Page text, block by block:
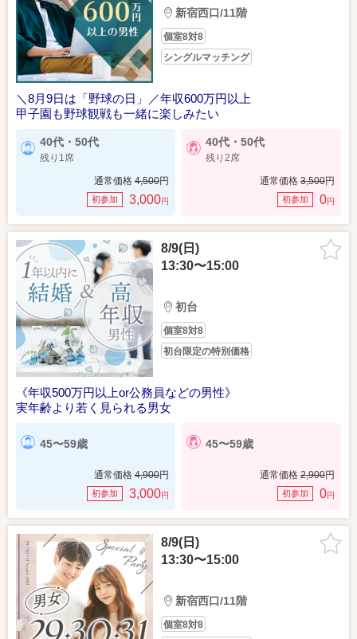
新宿西口/11階
個室8対8
シングルマッチング
＼8月9日は「野球の日」／年収600万円以上
甲子園も野球観戦も一緒に楽しみたい
40代・50代
残り1席
通常価格 4,500円
初参加 3,000円
40代・50代
残り2席
通常価格 3,500円
初参加 0円
8/9(日)
13:30〜15:00
初台
個室8対8
初台限定の特別価格
《年収500万円以上or公務員などの男性》
実年齢より若く見られる男女
45〜59歳
通常価格 4,900円
初参加 3,000円
45〜59歳
通常価格 2,900円
初参加 0円
8/9(日)
13:30〜15:00
新宿西口/11階
個室8対8